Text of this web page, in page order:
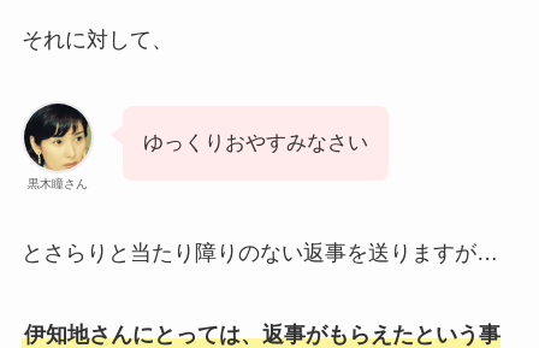
それに対して、
黒木瞳さん
ゆっくりおやすみなさい
とさらりと当たり障りのない返事を送りますが…
伊知地さんにとっては、返事がもらえたという事